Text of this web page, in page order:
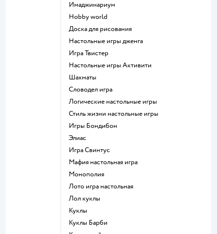
Имаджинариум
Hobby world
Доска для рисования
Настольные игры дженга
Игра Твистер
Настольные игры Активити
Шахматы
Словодел игра
Логические настольные игры
Стиль жизни настольные игры
Игры Бондибон
Элиас
Игра Свинтус
Мафия настольная игра
Монополия
Лото игра настольная
Лол куклы
Куклы
Куклы Барби